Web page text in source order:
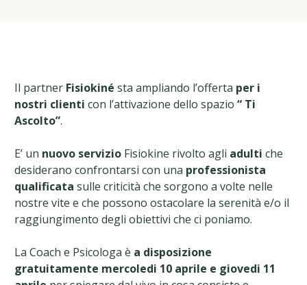
Il partner Fisiokiné sta ampliando l’offerta per i
nostri clienti con l’attivazione dello spazio “ Ti
Ascolto”.
E’ un nuovo servizio Fisiokine rivolto agli adulti che
desiderano confrontarsi con una professionista
qualificata sulle criticità che sorgono a volte nelle
nostre vite e che possono ostacolare la serenità e/o il
raggiungimento degli obiettivi che ci poniamo.
La Coach e Psicologa è a disposizione
gratuitamente mercoledi 10 aprile e giovedi 11